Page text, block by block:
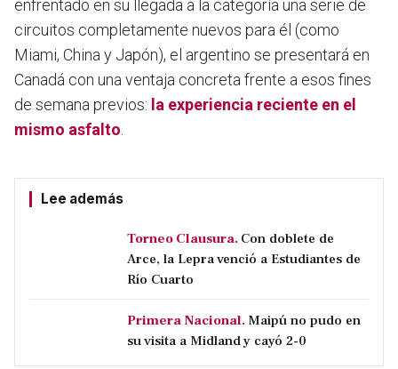
enfrentado en su llegada a la categoría una serie de
circuitos completamente nuevos para él (como
Miami, China y Japón), el argentino se presentará en
Canadá con una ventaja concreta frente a esos fines
de semana previos: la experiencia reciente en el
mismo asfalto
Lee además
Torneo Clausura. Con doblete de
Arce, la Lepra venció a Estudiantes de
Río Cuarto
Primera Nacional. Maipú no pudo en
su visita a Midland y cayó 2-0